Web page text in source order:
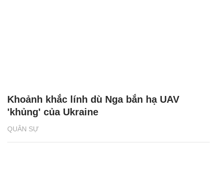
QUÂN SỰ
Khoảnh khắc lính dù Nga bắn hạ UAV
'khủng' của Ukraine